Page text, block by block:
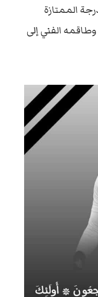
الممتازة
الفني إلى